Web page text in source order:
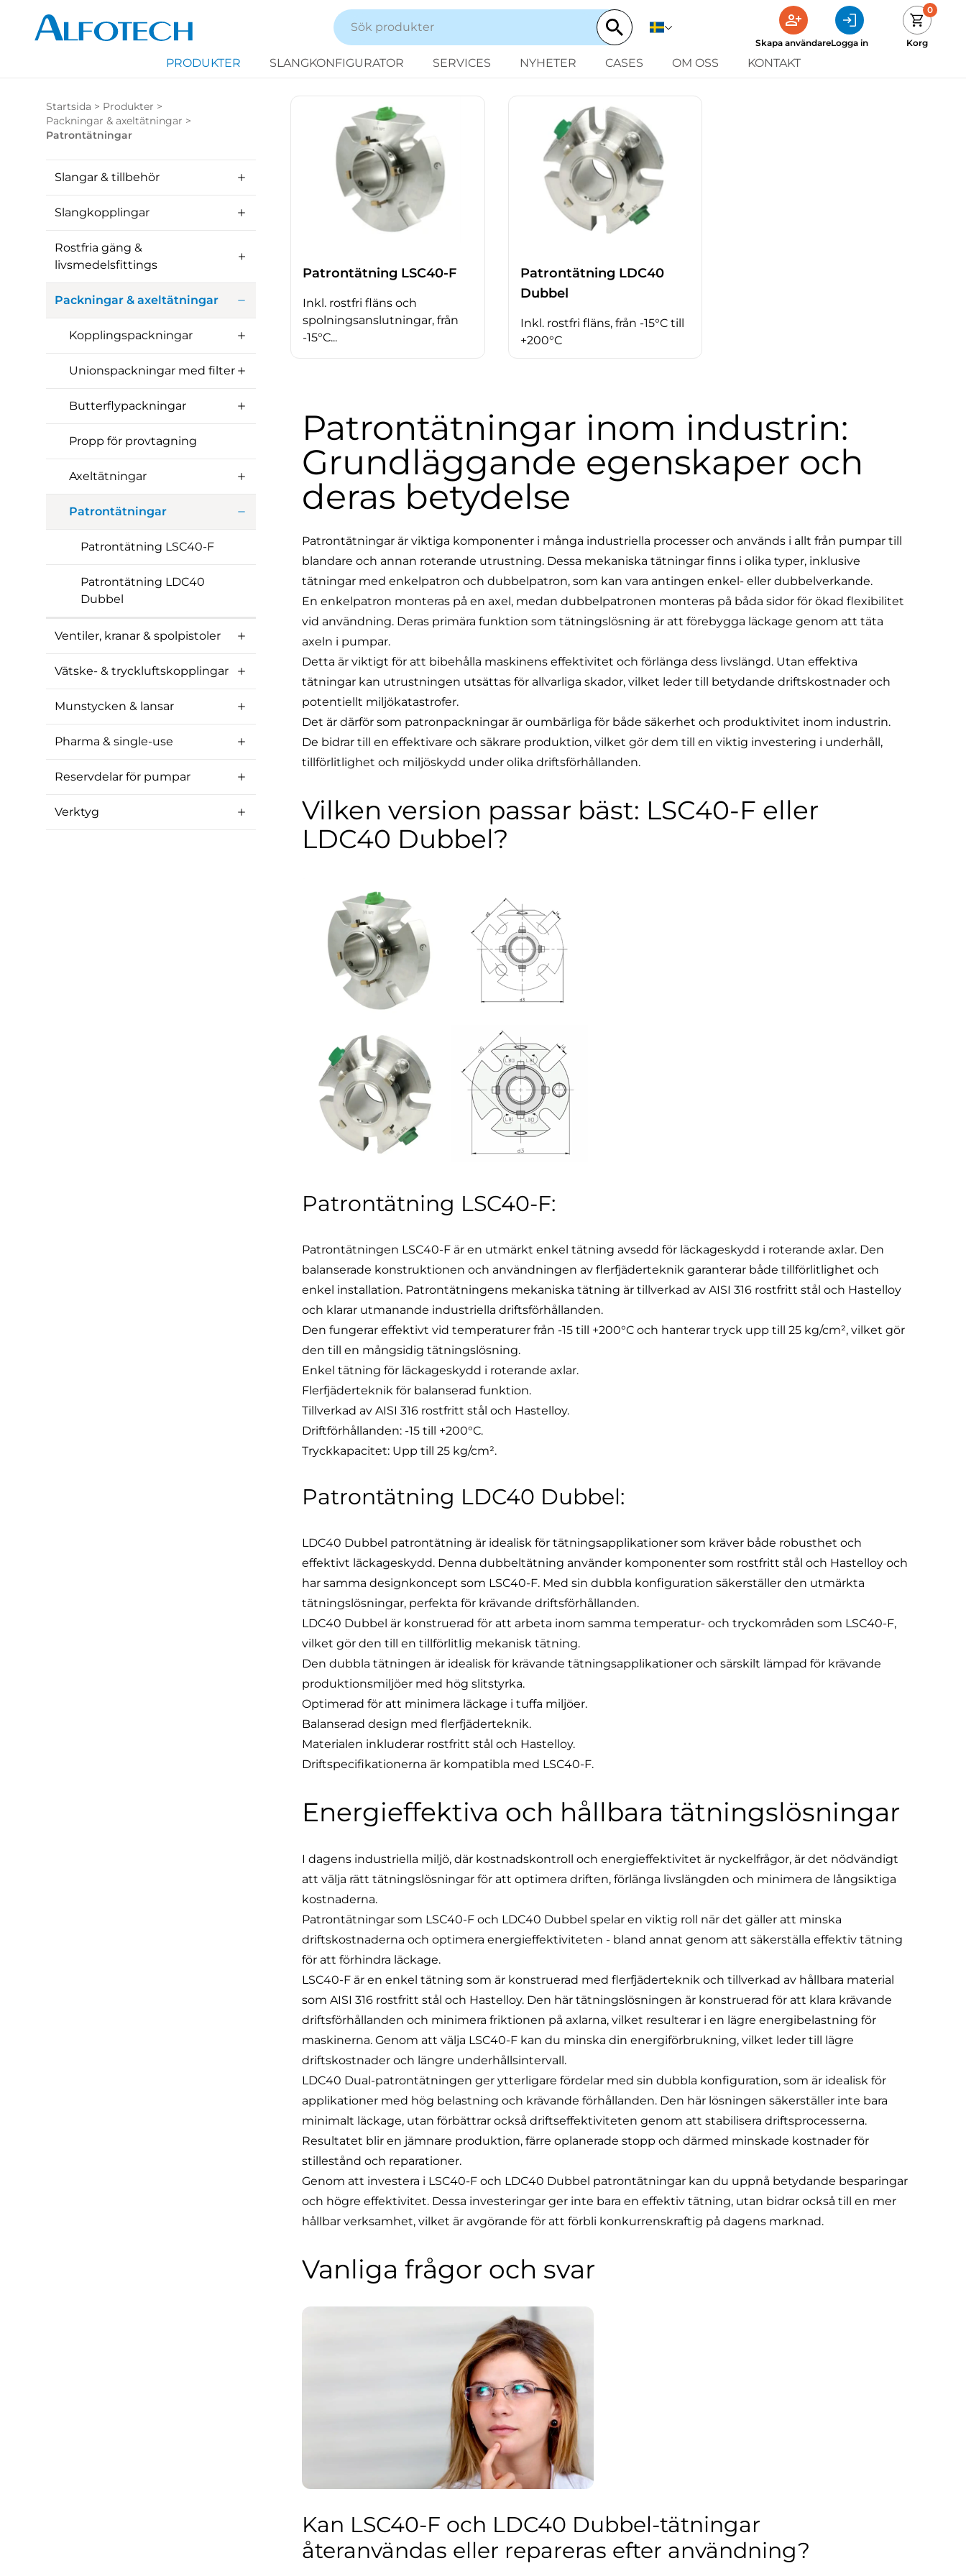
Skapa användareLogga in
0
Korg
PRODUKTER SLANGKONFIGURATOR SERVICES NYHETER CASES OM OSS KONTAKT
Startsida > Produkter >
Packningar & axeltätningar >
Patrontätningar
Slangar & tillbehör
Slangkopplingar
Rostfria gäng &
livsmedelsfittings
Packningar & axeltätningar
Kopplingspackningar
Unionspackningar med filter
Butterflypackningar
Propp för provtagning
Axeltätningar
Patrontätningar
Patrontätning LSC40-F
Patrontätning LDC40
Dubbel
Ventiler, kranar & spolpistoler
Vätske- & tryckluftskopplingar
Munstycken & lansar
Pharma & single-use
Reservdelar för pumpar
Verktyg
Patrontätning LSC40-F
Inkl. rostfri fläns och
spolningsanslutningar, från
-15°C...
Patrontätning LDC40
Dubbel
Inkl. rostfri fläns, från -15°C till
+200°C
Patrontätningar inom industrin:
Grundläggande egenskaper och
deras betydelse
Patrontätningar är viktiga komponenter i många industriella processer och används i allt från pumpar till
blandare och annan roterande utrustning. Dessa mekaniska tätningar finns i olika typer, inklusive
tätningar med enkelpatron och dubbelpatron, som kan vara antingen enkel- eller dubbelverkande.
En enkelpatron monteras på en axel, medan dubbelpatronen monteras på båda sidor för ökad flexibilitet
vid användning. Deras primära funktion som tätningslösning är att förebygga läckage genom att täta
axeln i pumpar.
Detta är viktigt för att bibehålla maskinens effektivitet och förlänga dess livslängd. Utan effektiva
tätningar kan utrustningen utsättas för allvarliga skador, vilket leder till betydande driftskostnader och
potentiellt miljökatastrofer.
Det är därför som patronpackningar är oumbärliga för både säkerhet och produktivitet inom industrin.
De bidrar till en effektivare och säkrare produktion, vilket gör dem till en viktig investering i underhåll,
tillförlitlighet och miljöskydd under olika driftsförhållanden.
Vilken version passar bäst: LSC40-F eller
LDC40 Dubbel?
Patrontätning LSC40-F:
Patrontätningen LSC40-F är en utmärkt enkel tätning avsedd för läckageskydd i roterande axlar. Den
balanserade konstruktionen och användningen av flerfjäderteknik garanterar både tillförlitlighet och
enkel installation. Patrontätningens mekaniska tätning är tillverkad av AISI 316 rostfritt stål och Hastelloy
och klarar utmanande industriella driftsförhållanden.
Den fungerar effektivt vid temperaturer från -15 till +200°C och hanterar tryck upp till 25 kg/cm², vilket gör
den till en mångsidig tätningslösning.
Enkel tätning för läckageskydd i roterande axlar.
Flerfjäderteknik för balanserad funktion.
Tillverkad av AISI 316 rostfritt stål och Hastelloy.
Driftförhållanden: -15 till +200°C.
Tryckkapacitet: Upp till 25 kg/cm².
Patrontätning LDC40 Dubbel:
LDC40 Dubbel patrontätning är idealisk för tätningsapplikationer som kräver både robusthet och
effektivt läckageskydd. Denna dubbeltätning använder komponenter som rostfritt stål och Hastelloy och
har samma designkoncept som LSC40-F. Med sin dubbla konfiguration säkerställer den utmärkta
tätningslösningar, perfekta för krävande driftsförhållanden.
LDC40 Dubbel är konstruerad för att arbeta inom samma temperatur- och tryckområden som LSC40-F,
vilket gör den till en tillförlitlig mekanisk tätning.
Den dubbla tätningen är idealisk för krävande tätningsapplikationer och särskilt lämpad för krävande
produktionsmiljöer med hög slitstyrka.
Optimerad för att minimera läckage i tuffa miljöer.
Balanserad design med flerfjäderteknik.
Materialen inkluderar rostfritt stål och Hastelloy.
Driftspecifikationerna är kompatibla med LSC40-F.
Energieffektiva och hållbara tätningslösningar
I dagens industriella miljö, där kostnadskontroll och energieffektivitet är nyckelfrågor, är det nödvändigt
att välja rätt tätningslösningar för att optimera driften, förlänga livslängden och minimera de långsiktiga
kostnaderna.
Patrontätningar som LSC40-F och LDC40 Dubbel spelar en viktig roll när det gäller att minska
driftskostnaderna och optimera energieffektiviteten - bland annat genom att säkerställa effektiv tätning
för att förhindra läckage.
LSC40-F är en enkel tätning som är konstruerad med flerfjäderteknik och tillverkad av hållbara material
som AISI 316 rostfritt stål och Hastelloy. Den här tätningslösningen är konstruerad för att klara krävande
driftsförhållanden och minimera friktionen på axlarna, vilket resulterar i en lägre energibelastning för
maskinerna. Genom att välja LSC40-F kan du minska din energiförbrukning, vilket leder till lägre
driftskostnader och längre underhållsintervall.
LDC40 Dual-patrontätningen ger ytterligare fördelar med sin dubbla konfiguration, som är idealisk för
applikationer med hög belastning och krävande förhållanden. Den här lösningen säkerställer inte bara
minimalt läckage, utan förbättrar också driftseffektiviteten genom att stabilisera driftsprocesserna.
Resultatet blir en jämnare produktion, färre oplanerade stopp och därmed minskade kostnader för
stillestånd och reparationer.
Genom att investera i LSC40-F och LDC40 Dubbel patrontätningar kan du uppnå betydande besparingar
och högre effektivitet. Dessa investeringar ger inte bara en effektiv tätning, utan bidrar också till en mer
hållbar verksamhet, vilket är avgörande för att förbli konkurrenskraftig på dagens marknad.
Vanliga frågor och svar
Kan LSC40-F och LDC40 Dubbel-tätningar
återanvändas eller repareras efter användning?